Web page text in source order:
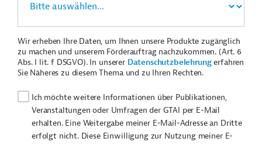
Wir erheben Ihre Daten, um Ihnen unsere Produkte zugänglich
zu machen und unserem Förderauftrag nachzukommen. (Art. 6
Abs. I lit. f DSGVO). In unserer Datenschutzbelehrungerfahren
Sie Näheres zu diesem Thema und zu Ihren Rechten.
Ich möchte weitere Informationen über Publikationen,
Veranstaltungen oder Umfragen der GTAI per E-Mail
erhalten. Eine Weitergabe meiner E-Mail-Adresse an Dritte
erfolgt nicht. Diese Einwilligung zur Nutzung meiner E-